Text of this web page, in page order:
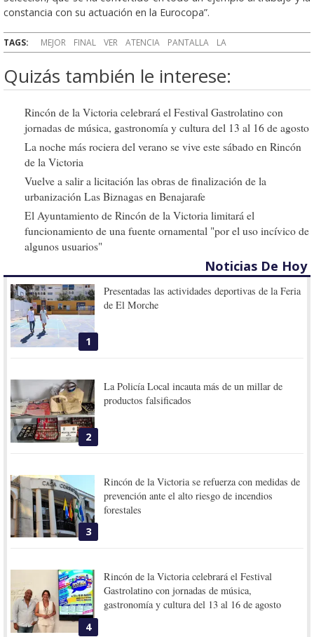
constancia con su actuación en la Eurocopa”.
TAGS: MEJOR FINAL VER ATENCIA PANTALLA LA
Quizás también le interese:
Rincón de la Victoria celebrará el Festival Gastrolatino con
jornadas de música, gastronomía y cultura del 13 al 16 de agosto
La noche más rociera del verano se vive este sábado en Rincón
de la Victoria
Vuelve a salir a licitación las obras de finalización de la
urbanización Las Biznagas en Benajarafe
El Ayuntamiento de Rincón de la Victoria limitará el
funcionamiento de una fuente ornamental "por el uso incívico de
algunos usuarios"
Noticias De Hoy
1
Presentadas las actividades deportivas de la Feria
de El Morche
2
La Policía Local incauta más de un millar de
productos falsificados
3
Rincón de la Victoria se refuerza con medidas de
prevención ante el alto riesgo de incendios
forestales
4
Rincón de la Victoria celebrará el Festival
Gastrolatino con jornadas de música,
gastronomía y cultura del 13 al 16 de agosto